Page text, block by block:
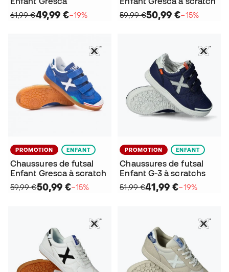
61,99 €49,99 €−19%
59,99 €50,99 €−15%
PROMOTION ENFANT
Chaussures de futsal
Enfant Gresca à scratch
59,99 €50,99 €−15%
PROMOTION ENFANT
Chaussures de futsal
Enfant G-3 à scratchs
51,99 €41,99 €−19%